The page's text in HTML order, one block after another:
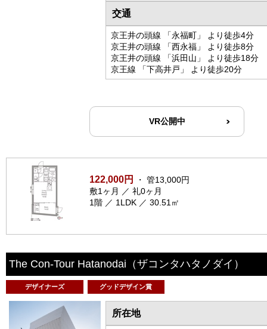
交通
京王井の頭線 「永福町」 より徒歩4分
京王井の頭線 「西永福」 より徒歩8分
京王井の頭線 「浜田山」 より徒歩18分
京王線 「下高井戸」 より徒歩20分
VR公開中
122,000円
・ 管13,000円
敷1ヶ月 ／ 礼0ヶ月
1階 ／ 1LDK ／ 30.51㎡
The Con-Tour Hatanodai （ザコンタハタノダイ）
デザイナーズ グッドデザイン賞
所在地